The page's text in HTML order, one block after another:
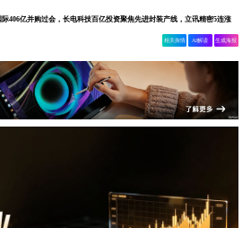
际406亿并购过会，长电科技百亿投资聚焦先进封装产线，立讯精密5连涨
相关舆情 AI解读 生成海报